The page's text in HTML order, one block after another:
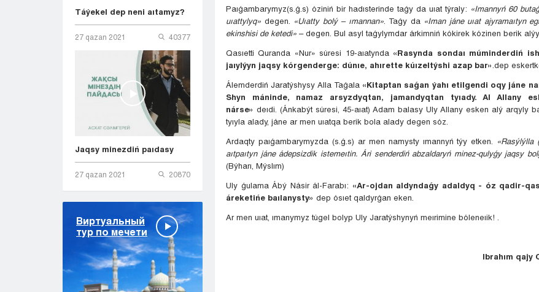
Táýekel dep neni aıtamyz?
27 qazan 2021 40377
Jaqsy minezdiń paıdasy
27 qazan 2021 20870
Виртуальный
тур по мечети
Paıǵambarymyz(s.ǵ.s) óziniń bir hadısterinde taǵy da uıat týraly: «Imannyń 60
uıattylyq» degen. «Uıatty bolý – ımannan». Taǵy da «Iman jáne uıat ajyramaıtyn
ekinshisi de ketedi» – degen. Bul asyl taǵylymdar árkimniń kókirek kózinen berik alýy
Qasıetti Quranda «Nur» súresi 19-aıatynda «Rasynda sondaı múminderdiń
jaıylýyn jaqsy kórgenderge: dúnıe, ahırette kúızeltýshi azap bar» .dep
Álemderdiń Jaratýshysy Alla Taǵala «Kitaptan saǵan ýahı etilgendi oqy jáne
Shyn máninde, namaz arsyzdyqtan, jamandyqtan tyıady. Al Allany
nárse» deıdi. (Ánkabýt súresi, 45-aıat) Adam balasy Uly Allany esken alý arqyly
tyıyla alady, jáne ar men uıatqa berik bola alady degen sóz.
Ardaqty paıǵambarymyzda (s.ǵ.s) ar men namysty ımannyń týy etken.
«Rasýlýlla
aıtpaıtyn jáne ádepsizdik istemeıtin. Ári senderdiń abzaldaryń minez-qulyǵy jaqsy
(Býharı, Mýslım)
Uly ǵulama Ábý Násir ál-Farabı: «Ar-ojdan aldyndaǵy adaldyq - óz qadir-
áreketińe baılanysty» dep ósıet qaldyrǵan eken.
Ar men uıat, ımanymyz túgel bolyp Uly Jaratýshynyń meırimine bóleneıik! .
Ibrahım qajy